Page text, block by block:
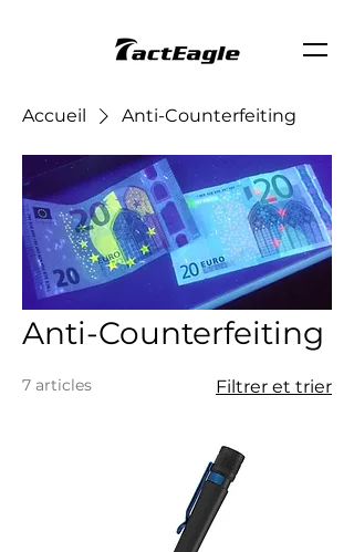
Accueil Anti-Counterfeiting
Anti-Counterfeiting
7 articles Filtrer et trier